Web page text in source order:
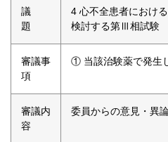
議
題
4 心不全患者におけ
検討する第Ⅲ相試験
審議事
項
① 当該治験薬で発生
審議内
容
委員からの意見・異